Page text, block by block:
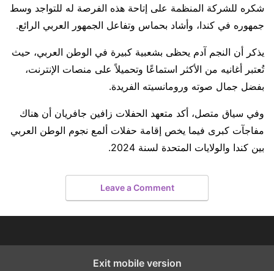
شكره للشركة المنظمة على إتاحة هذه الفرصة له للتواجد وسط
جمهوره في كندا، وأشاد بحماس وتفاعل الجمهور العربي الرائع.
يذكر أن النجم آدم يحظى بشعبية كبيرة في الوطن العربي، حيث
تُعتبر أغانيه من الأكثر استماعًا وتحميلاً على منصات الإنترنت،
بفضل جمال صوته ورومانسيته الفريدة.
وفي سياق متصل، أكد متعهد الحفلات زافين جافريان أن هناك
مفاجآت كبرى فيما يخص إقامة حفلات ألمع نجوم الوطن العربي
بين كندا والولايات المتحدة لسنة 2024.
Leave a Comment
Exit mobile version